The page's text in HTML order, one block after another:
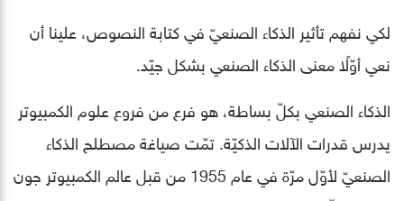
لكي نفهم تأثير الذكاء الصنعيّ في كتابة النصوص، علينا أن
نعي أوّلًا معنى الذكاء الصنعي بشكل جيّد.
الذكاء الصنعي بكلّ بساطة، هو فرع من فروع علوم الكمبيوتر
يدرس قدرات الآلات الذكيّة. تمّت صياغة مصطلح الذكاء
الصنعيّ لأوّل مرّة في عام 1955 من قبل عالم الكمبيوتر جون